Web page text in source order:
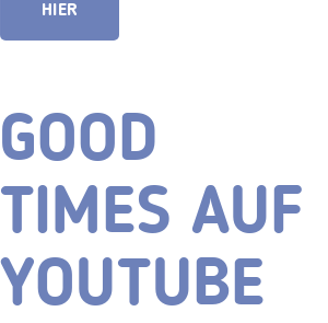
HIER
GOOD
TIMES AUF
YOUTUBE